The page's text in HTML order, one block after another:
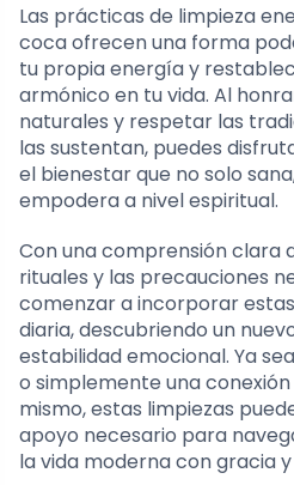
Las prácticas de limpieza
coca ofrecen una forma
tu propia energía y
armónico en tu vida. Al
naturales y respetar las
las sustentan, puedes
el bienestar que no solo
empodera a nivel espiritual.
Con una comprensión clara
rituales y las precauciones
comenzar a incorporar
diaria, descubriendo un
estabilidad emocional. Ya
o simplemente una
mismo, estas limpiezas
apoyo necesario para
la vida moderna con gracia y